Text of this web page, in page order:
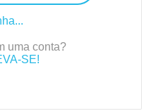
uma conta?
SE!